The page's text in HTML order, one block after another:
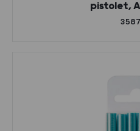
pistolet,